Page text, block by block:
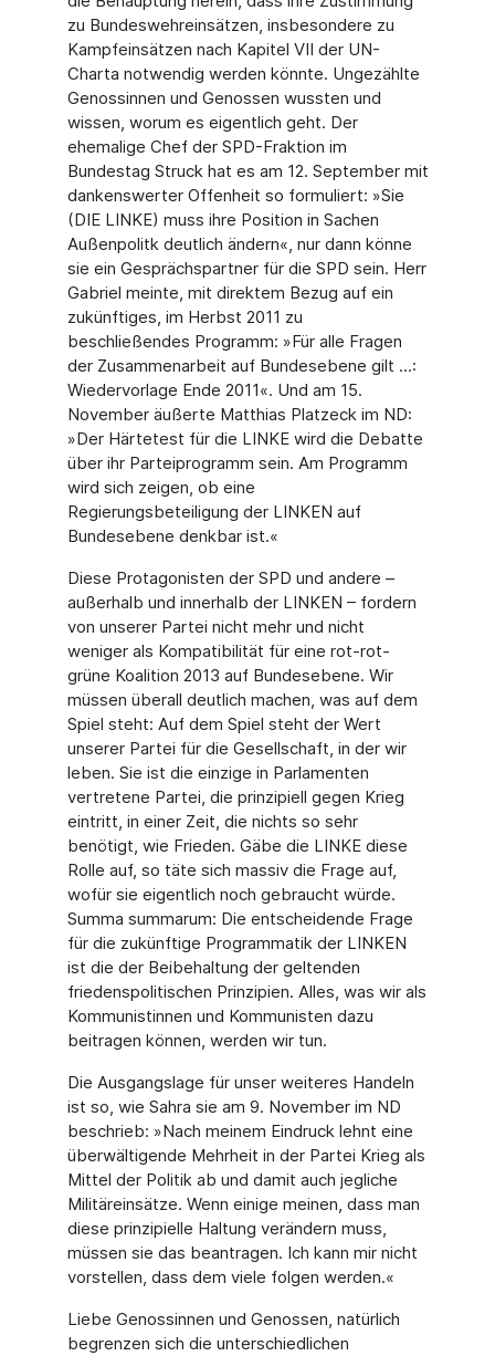
zu Bundeswehreinsätzen, insbesondere zu
Kampfeinsätzen nach Kapitel VII der UN-
Charta notwendig werden könnte. Ungezählte
Genossinnen und Genossen wussten und
wissen, worum es eigentlich geht. Der
ehemalige Chef der SPD-Fraktion im
Bundestag Struck hat es am 12. September mit
dankenswerter Offenheit so formuliert: »Sie
(DIE LINKE) muss ihre Position in Sachen
Außenpolitk deutlich ändern«, nur dann könne
sie ein Gesprächspartner für die SPD sein. Herr
Gabriel meinte, mit direktem Bezug auf ein
zukünftiges, im Herbst 2011 zu
beschließendes Programm: »Für alle Fragen
der Zusammenarbeit auf Bundesebene gilt ...:
Wiedervorlage Ende 2011«. Und am 15.
November äußerte Matthias Platzeck im ND:
»Der Härtetest für die LINKE wird die Debatte
über ihr Parteiprogramm sein. Am Programm
wird sich zeigen, ob eine
Regierungsbeteiligung der LINKEN auf
Bundesebene denkbar ist.«
Diese Protagonisten der SPD und andere –
außerhalb und innerhalb der LINKEN – fordern
von unserer Partei nicht mehr und nicht
weniger als Kompatibilität für eine rot-rot-
grüne Koalition 2013 auf Bundesebene. Wir
müssen überall deutlich machen, was auf dem
Spiel steht: Auf dem Spiel steht der Wert
unserer Partei für die Gesellschaft, in der wir
leben. Sie ist die einzige in Parlamenten
vertretene Partei, die prinzipiell gegen Krieg
eintritt, in einer Zeit, die nichts so sehr
benötigt, wie Frieden. Gäbe die LINKE diese
Rolle auf, so täte sich massiv die Frage auf,
wofür sie eigentlich noch gebraucht würde.
Summa summarum: Die entscheidende Frage
für die zukünftige Programmatik der LINKEN
ist die der Beibehaltung der geltenden
friedenspolitischen Prinzipien. Alles, was wir als
Kommunistinnen und Kommunisten dazu
beitragen können, werden wir tun.
Die Ausgangslage für unser weiteres Handeln
ist so, wie Sahra sie am 9. November im ND
beschrieb: »Nach meinem Eindruck lehnt eine
überwältigende Mehrheit in der Partei Krieg als
Mittel der Politik ab und damit auch jegliche
Militäreinsätze. Wenn einige meinen, dass man
diese prinzipielle Haltung verändern muss,
müssen sie das beantragen. Ich kann mir nicht
vorstellen, dass dem viele folgen werden.«
Liebe Genossinnen und Genossen, natürlich
begrenzen sich die unterschiedlichen